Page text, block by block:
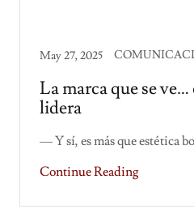
May 27, 2025
La marca que se ve…
lidera
— Y sí, es más que estética
Continue Reading